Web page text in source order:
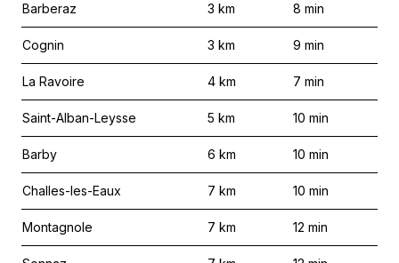
Barberaz 3 km 8 min
Cognin 3 km 9 min
La Ravoire 4 km 7 min
Saint-Alban-Leysse 5 km 10 min
Barby 6 km 10 min
Challes-les-Eaux 7 km 10 min
Montagnole 7 km 12 min